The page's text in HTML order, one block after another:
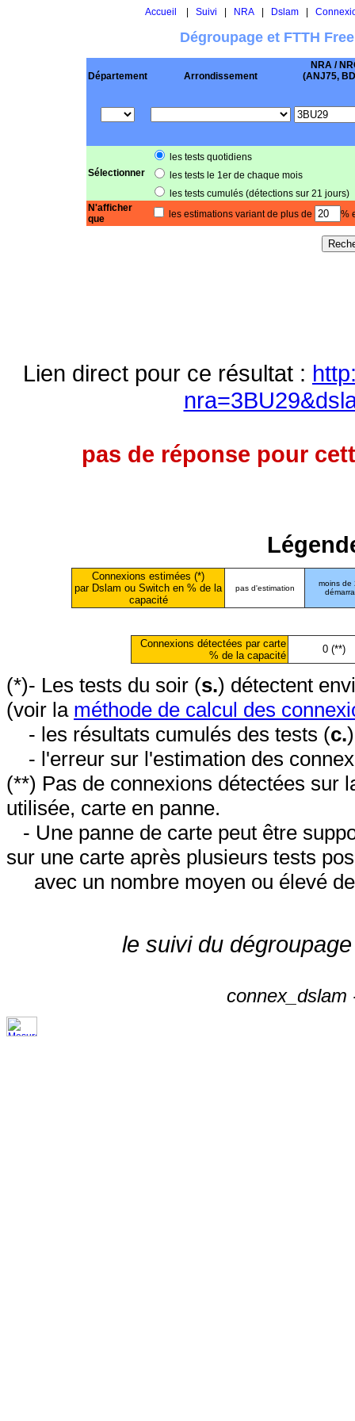
Accueil Suivi NRA| Dslam|
Dégroupage et FTTH
Département Arrondissement
NRA /
(ANJ75,
Sélectionner
les tests quotidiens
les tests le 1er de chaque mois
les tests cumulés (détections sur 21 jours)
N'afficher
que
les estimations variant de plus de %
Lien direct pour ce résultat :
pas de réponse pour
Connexions estimées (*)
par Dslam ou Switch en % de la
capacité
pas d'estimation
moins de
Connexions détectées par carte
% de la capacité
0 (**)
(*)- Les tests du soir (s.) détectent
(voir la méthode de calcul des
- les résultats cumulés des tests (c.
- l'erreur sur l'estimation des
(**) Pas de connexions détectées sur
utilisée, carte en panne.
- Une panne de carte peut être
sur une carte après plusieurs tests
avec un nombre moyen ou élevé
le suivi du
connex_dslam